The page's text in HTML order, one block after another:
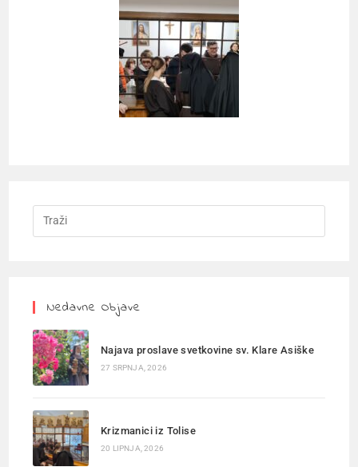
Nedavne Objave
Najava proslave svetkovine sv. Klare Asiške
27 SRPNJA, 2026
Krizmanici iz Tolise
20 LIPNJA, 2026